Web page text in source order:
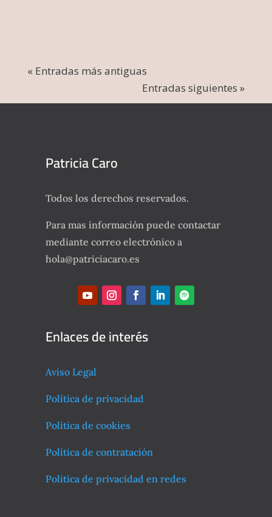
« Entradas más antiguas
Entradas siguientes »
Patricia Caro
Todos los derechos reservados.
Para mas información puede contactar
mediante correo electrónico a
hola@patriciacaro.es
Enlaces de interés
Aviso Legal
Política de privacidad
Política de cookies
Política de contratación
Política de privacidad en redes